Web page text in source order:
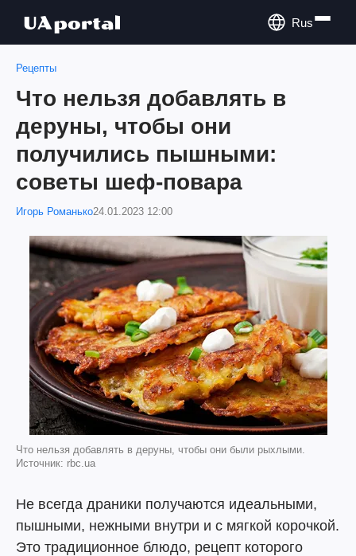
Rus
Рецепты
Что нельзя добавлять в
деруны, чтобы они
получились пышными:
советы шеф-повара
Игорь Романько24.01.2023 12:00
Что нельзя добавлять в деруны, чтобы они были рыхлыми.
Источник: rbc.ua
Не всегда драники получаются идеальными,
пышными, нежными внутри и с мягкой корочкой.
Это традиционное блюдо, рецепт которого